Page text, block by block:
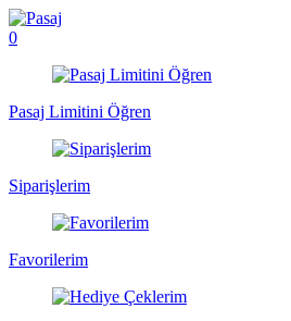
0
Pasaj Limitini Öğren
Siparişlerim
Favorilerim